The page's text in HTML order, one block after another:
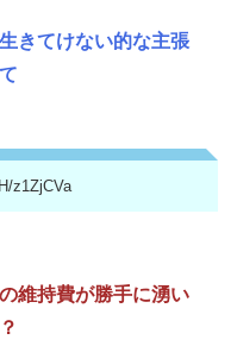
きてけない的な主張
z1ZjCVa
維持費が勝手に湧い